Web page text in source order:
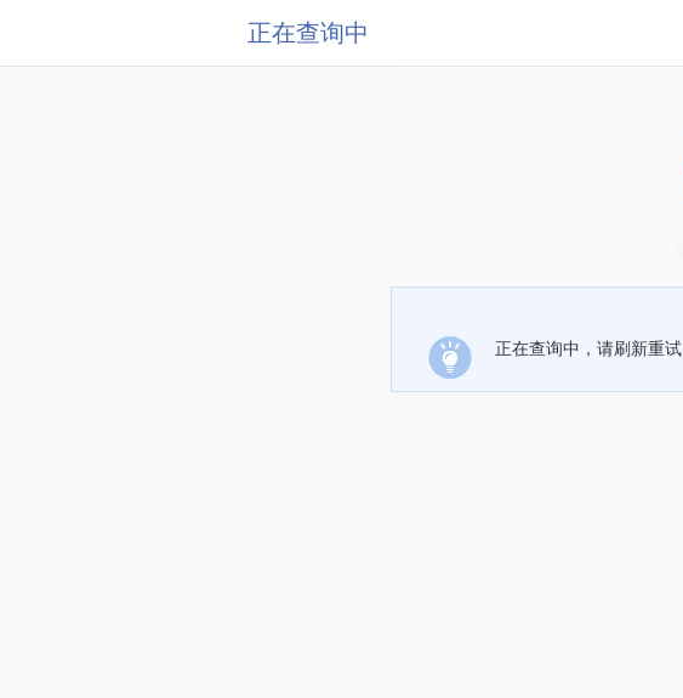
正在查询中
正在查询中，请刷新重试